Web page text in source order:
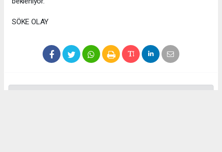
SÖKE OLAY